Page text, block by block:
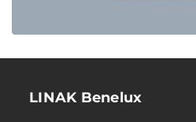
LINAK Benelux